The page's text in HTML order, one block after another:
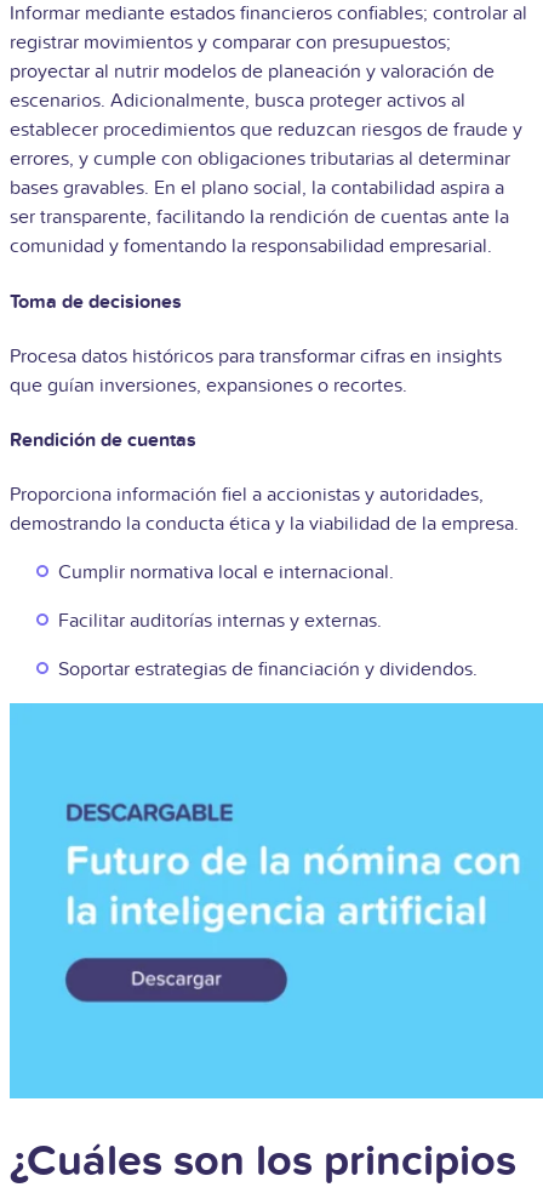
Informar mediante estados financieros confiables; controlar al
registrar movimientos y comparar con presupuestos;
proyectar al nutrir modelos de planeación y valoración de
escenarios. Adicionalmente, busca proteger activos al
establecer procedimientos que reduzcan riesgos de fraude y
errores, y cumple con obligaciones tributarias al determinar
bases gravables. En el plano social, la contabilidad aspira a
ser transparente, facilitando la rendición de cuentas ante la
comunidad y fomentando la responsabilidad empresarial.
Toma de decisiones
Procesa datos históricos para transformar cifras en insights
que guían inversiones, expansiones o recortes.
Rendición de cuentas
Proporciona información fiel a accionistas y autoridades,
demostrando la conducta ética y la viabilidad de la empresa.
Cumplir normativa local e internacional.
Facilitar auditorías internas y externas.
Soportar estrategias de financiación y dividendos.
¿Cuáles son los principios